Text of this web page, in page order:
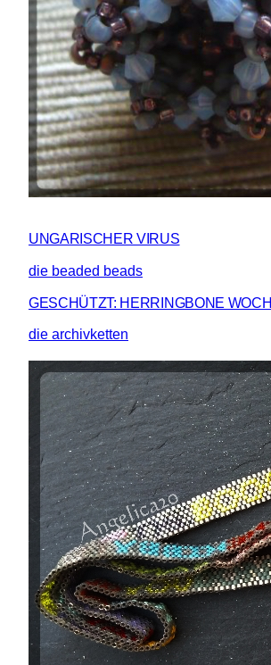
UNGARISCHER VIRUS
die beaded beads
GESCHÜTZT: HERRINGBONE
die archivketten